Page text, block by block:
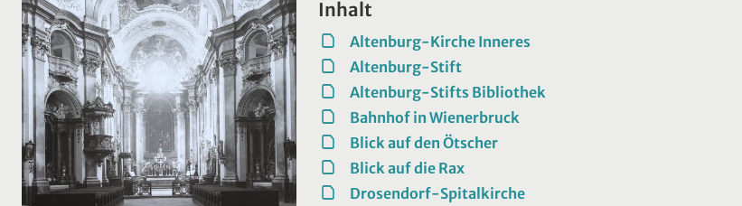
Inhalt
Altenburg-Kirche Inneres
Altenburg-Stift
Altenburg-Stifts Bibliothek
Bahnhof in Wienerbruck
Blick auf den Ötscher
Blick auf die Rax
Drosendorf-Spitalkirche